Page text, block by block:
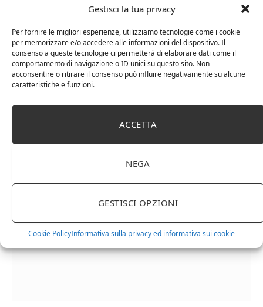
Gestisci la tua privacy
Per fornire le migliori esperienze, utilizziamo tecnologie come i cookie
per memorizzare e/o accedere alle informazioni del dispositivo. Il
consenso a queste tecnologie ci permetterà di elaborare dati come il
comportamento di navigazione o ID unici su questo sito. Non
acconsentire o ritirare il consenso può influire negativamente su alcune
caratteristiche e funzioni.
ACCETTA
NEGA
GESTISCI OPZIONI
Cookie PolicyInformativa sulla privacy ed informativa sui cookie